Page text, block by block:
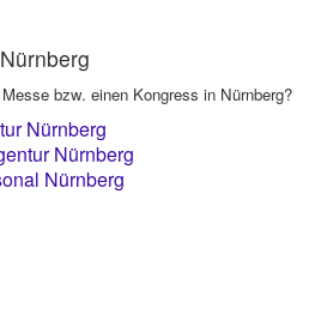
bzw. einen Kongress in Nürnberg?
Nürnberg
Nürnberg
Nürnberg